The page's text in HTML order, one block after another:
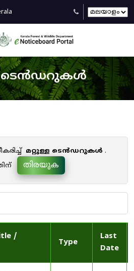
ടെൻഡറുകൾ
മറ്റുള്ള ടെൻഡറുകൾ .
തിരയുക
/
Type
Last
Date